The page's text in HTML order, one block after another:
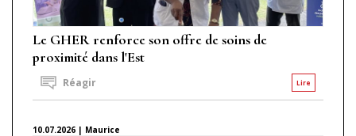
Le GHER renforce son offre de soins de
proximité dans l'Est
Lire
Réagir
10.07.2026 | Maurice